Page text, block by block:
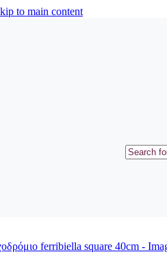
to main content
ΤΑΙΣΤΡΕΣ